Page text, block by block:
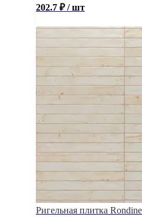
202.7 ₽ / шт
Ригельная плитка